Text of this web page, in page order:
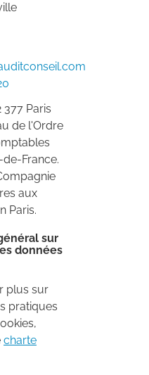
377 Paris
de l'Ordre
de-France.
aux
Paris.
sur
données
plus sur
pratiques
charte